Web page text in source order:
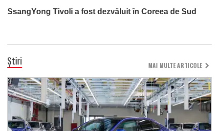
SsangYong Tivoli a fost dezvăluit în Coreea de Sud
Știri MAI MULTE ARTICOLE